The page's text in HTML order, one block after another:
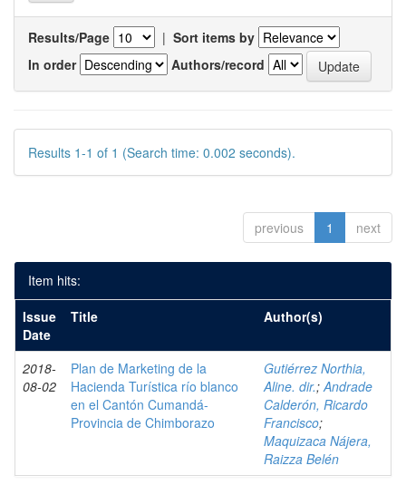
Results/Page | Sort items by
In order
Authors/record
Results 1-1 of 1 (Search time: 0.002 seconds).
previous 1 next
Item hits:
Issue
Date
Title Author(s)
2018-
08-02
Plan de Marketing de la
Hacienda Turística río blanco
en el Cantón Cumandá-
Provincia de Chimborazo
Gutiérrez Northia,
Aline. dir.;Andrade
Calderón, Ricardo
Francisco;
Maquizaca Nájera,
Raizza Belén